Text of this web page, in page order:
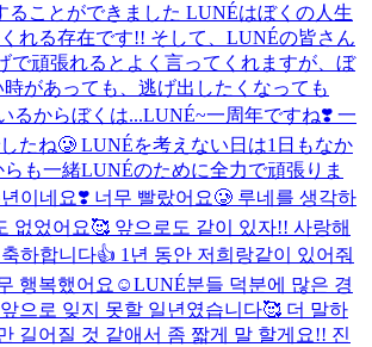
ることができました LUNÉはぼくの人生
れる存在です!! そして、LUNÉの皆さん
で頑張れるとよく言ってくれますが、ぼ
時があっても、逃げ出したくなっても
るからぼくは...LUNÉ~一周年ですね❣️ 一
たね🥲 LUNÉを考えない日は1日もなか
も一緒LUNÉのために全力で頑張りま
이네요❣️ 너무 빨랐어요🥲 루네를 생각하
없었어요🥰 앞으로도 같이 있자!! 사랑해
하합니다👍 1년 동안 저희랑같이 있어줘
행복했어요☺️LUNÉ분들 덕분에 많은 경
으로 잊지 못할 일년였습니다🥰 더 말하
길어질 것 같애서 좀 짧게 말 할게요!! 진